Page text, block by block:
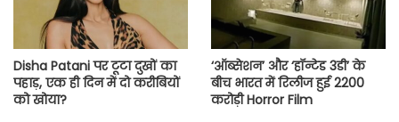
Disha Patani पर टूटा दुखों का
पहाड़, एक ही दिन में दो करीबियों
को खोया?
‘ऑब्सेशन’ और ‘हॉन्टेड 3डी’ के
बीच भारत में रिलीज हुई 2200
करोड़ी Horror Film